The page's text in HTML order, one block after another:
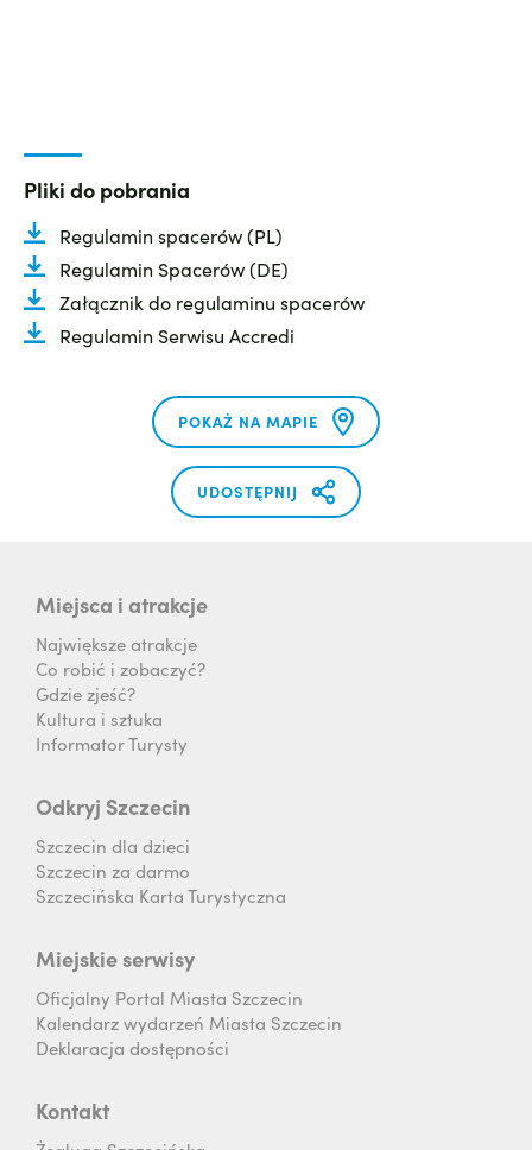
Pliki do pobrania
Regulamin spacerów (PL)
Regulamin Spacerów (DE)
Załącznik do regulaminu spacerów
Regulamin Serwisu Accredi
POKAŻ NA MAPIE
UDOSTĘPNIJ
Miejsca i atrakcje
Największe atrakcje
Co robić i zobaczyć?
Gdzie zjeść?
Kultura i sztuka
Informator Turysty
Odkryj Szczecin
Szczecin dla dzieci
Szczecin za darmo
Szczecińska Karta Turystyczna
Miejskie serwisy
Oficjalny Portal Miasta Szczecin
Kalendarz wydarzeń Miasta Szczecin
Deklaracja dostępności
Kontakt